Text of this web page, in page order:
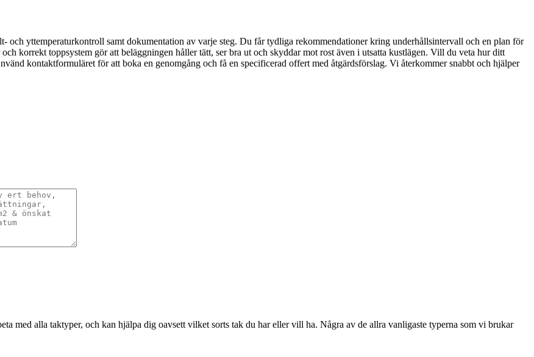
och yttemperaturkontroll samt dokumentation av varje steg. Du får tydliga rekommendationer kring underhållsintervall och en plan för
korrekt toppsystem gör att beläggningen håller tätt, ser bra ut och skyddar mot rost även i utsatta kustlägen. Vill du veta hur ditt
kontaktformuläret för att boka en genomgång och få en specificerad offert med åtgärdsförslag. Vi återkommer snabbt och hjälper
med alla taktyper, och kan hjälpa dig oavsett vilket sorts tak du har eller vill ha. Några av de allra vanligaste typerna som vi brukar